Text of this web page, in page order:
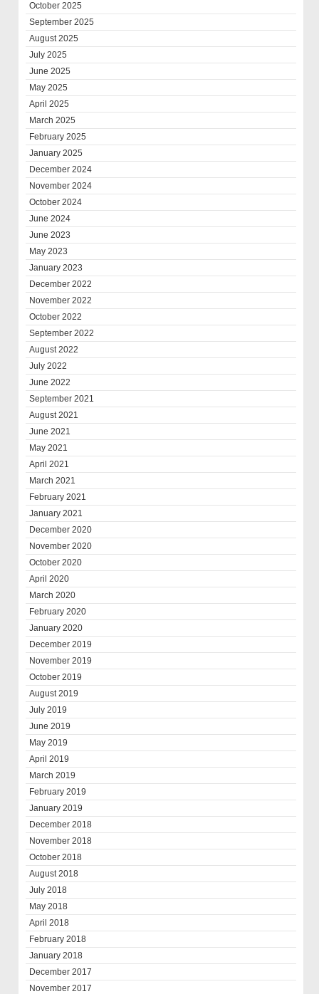
October 2025
September 2025
August 2025
July 2025
June 2025
May 2025
April 2025
March 2025
February 2025
January 2025
December 2024
November 2024
October 2024
June 2024
June 2023
May 2023
January 2023
December 2022
November 2022
October 2022
September 2022
August 2022
July 2022
June 2022
September 2021
August 2021
June 2021
May 2021
April 2021
March 2021
February 2021
January 2021
December 2020
November 2020
October 2020
April 2020
March 2020
February 2020
January 2020
December 2019
November 2019
October 2019
August 2019
July 2019
June 2019
May 2019
April 2019
March 2019
February 2019
January 2019
December 2018
November 2018
October 2018
August 2018
July 2018
May 2018
April 2018
February 2018
January 2018
December 2017
November 2017